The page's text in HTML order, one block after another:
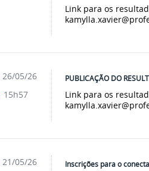
Link para os
PUBLICAÇÃO DO
Link para os
26/05/26
15h57
Inscrições para o
21/05/26